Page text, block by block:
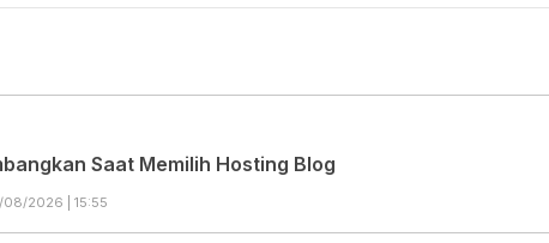
Saat Memilih Hosting Blog
08/2026 | 15:55